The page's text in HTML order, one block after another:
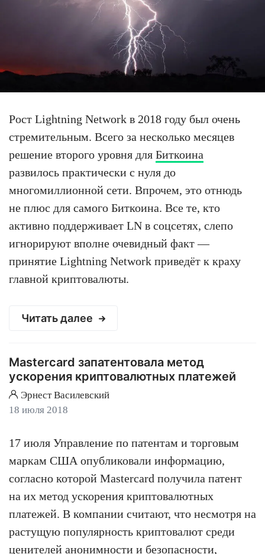
Рост Lightning Network в 2018 году был очень
стремительным. Всего за несколько месяцев
решение второго уровня для Биткоина
развилось практически с нуля до
многомиллионной сети. Впрочем, это отнюдь
не плюс для самого Биткоина. Все те, кто
активно поддерживает LN в соцсетях, слепо
игнорируют вполне очевидный факт —
принятие Lightning Network приведёт к краху
главной криптовалюты.
Читать далее
Mastercard запатентовала метод
ускорения криптовалютных платежей
Эрнест Василевский
18 июля 2018
17 июля Управление по патентам и торговым
маркам США опубликовали информацию,
согласно которой Mastercard получила патент
на их метод ускорения криптовалютных
платежей. В компании считают, что несмотря на
растущую популярность криптовалют среди
ценителей анонимности и безопасности,